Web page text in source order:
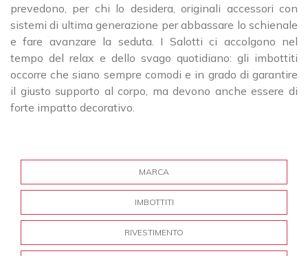
prevedono, per chi lo desidera, originali accessori con
sistemi di ultima generazione per abbassare lo schienale
e fare avanzare la seduta. I Salotti ci accolgono nel
tempo del relax e dello svago quotidiano: gli imbottiti
occorre che siano sempre comodi e in grado di garantire
il giusto supporto al corpo, ma devono anche essere di
forte impatto decorativo.
MARCA
IMBOTTITI
RIVESTIMENTO